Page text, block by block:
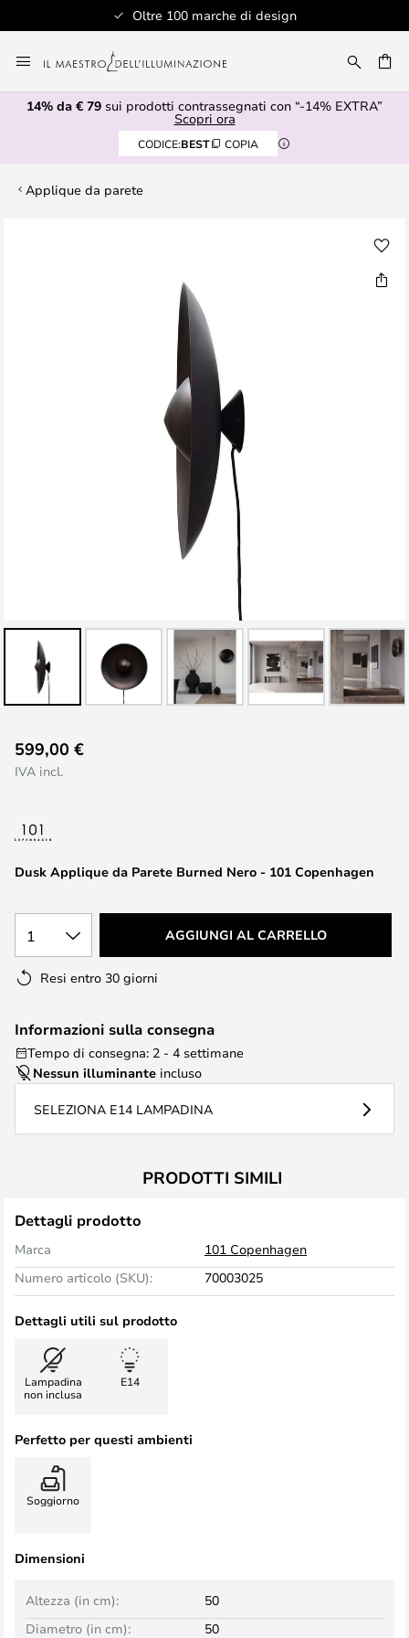
Oltre 100 marche di design
al
contenuto
14% da € 79 sui prodotti contrassegnati con “-14% EXTRA”
Scopri ora
CODICE:BEST COPIA
Applique da parete
all'inizio
della
immagini
Dusk Applique da Parete Burned Nero - 101 Copenhagen
599,00 €
IVA incl.
1 AGGIUNGI AL CARRELLO
Resi entro 30 giorni
Informazioni sulla consegna
Tempo di consegna: 2 - 4 settimane
Nessun illuminante incluso
SELEZIONA E14 LAMPADINA
PRODOTTI SIMILI
Dettagli prodotto
Marca
101 Copenhagen
Numero articolo (SKU):
70003025
Dettagli utili sul prodotto
Lampadina
non inclusa
E14
Perfetto per questi ambienti
Soggiorno
Dimensioni
Altezza (in cm):
50
Diametro (in cm):
50